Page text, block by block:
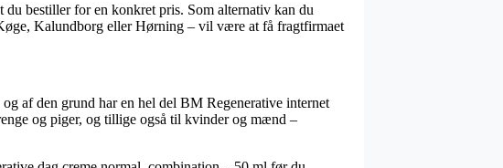
bestiller for en konkret pris. Som alternativ kan du
Kalundborg eller Hørning – vil være at få fragtfirmaet
af den grund har en hel del BM Regenerative internet
og piger, og tillige også til kvinder og mænd –